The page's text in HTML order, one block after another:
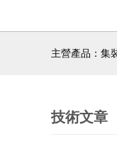
主營產品：集
技術文章